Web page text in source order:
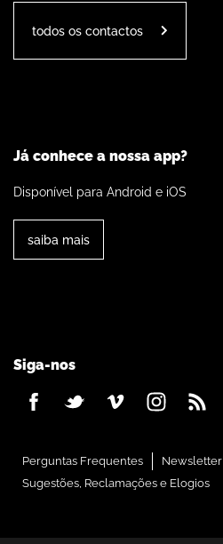
todos os contactos
Já conhece a nossa app?
Disponível para Android e iOS
saiba mais
Siga-nos
Perguntas Frequentes
Newsletter
Sugestões, Reclamações e Elogios